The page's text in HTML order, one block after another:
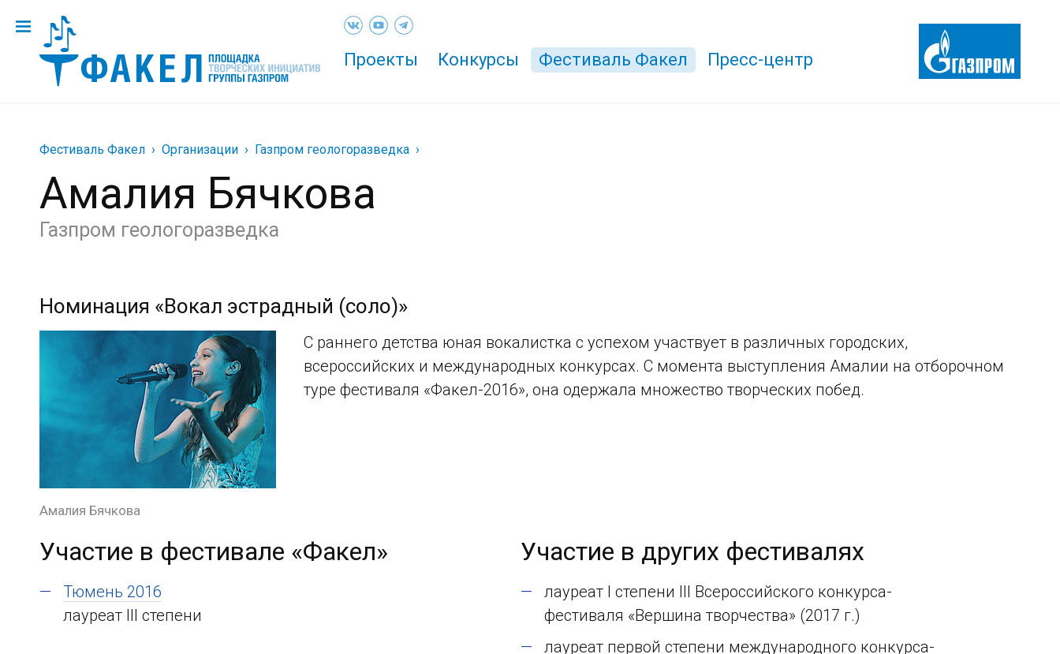
Проекты Конкурсы Фестиваль Факел Пресс-центр
Фестиваль Факел Организации Газпром геологоразведка
Амалия Бячкова
Газпром геологоразведка
Номинация «Вокал эстрадный (соло)»
Амалия Бячкова
С раннего детства юная вокалистка с успехом участвует в различных городских,
всероссийских и международных конкурсах. С момента выступления Амалии на отборочном
туре фестиваля «Факел-2016», она одержала множество творческих побед.
Участие в фестивале «Факел»
Тюмень 2016
лауреат III степени
Участие в других фестивалях
лауреат I степени III Всероссийского конкурса-
фестиваля «Вершина творчества» (2017 г.)
лауреат первой степени международного конкурса-